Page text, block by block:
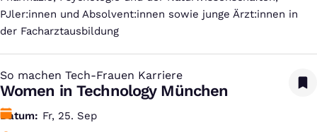
PJler:innen und Absolvent:innen sowie junge Ärzt:innen in
der Facharztausbildung
So machen Tech-Frauen Karriere
:
Women in Technology München
Datum
Fr, 25. Sep